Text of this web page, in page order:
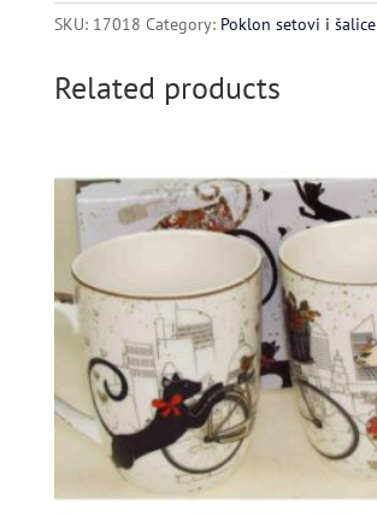
SKU: 17018 Category: Poklon setovi i šalice
Related products